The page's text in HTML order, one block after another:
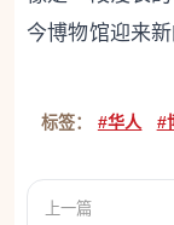
今博物馆迎来
标签： #华人 #
上一篇